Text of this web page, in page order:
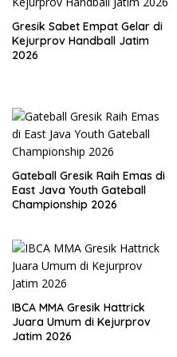
Gresik Sabet Empat Gelar di
Kejurprov Handball Jatim
2026
Gateball Gresik Raih Emas di
East Java Youth Gateball
Championship 2026
IBCA MMA Gresik Hattrick
Juara Umum di Kejurprov
Jatim 2026